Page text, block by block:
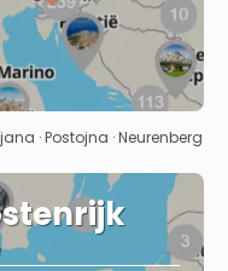
· Postojna · Neurenberg